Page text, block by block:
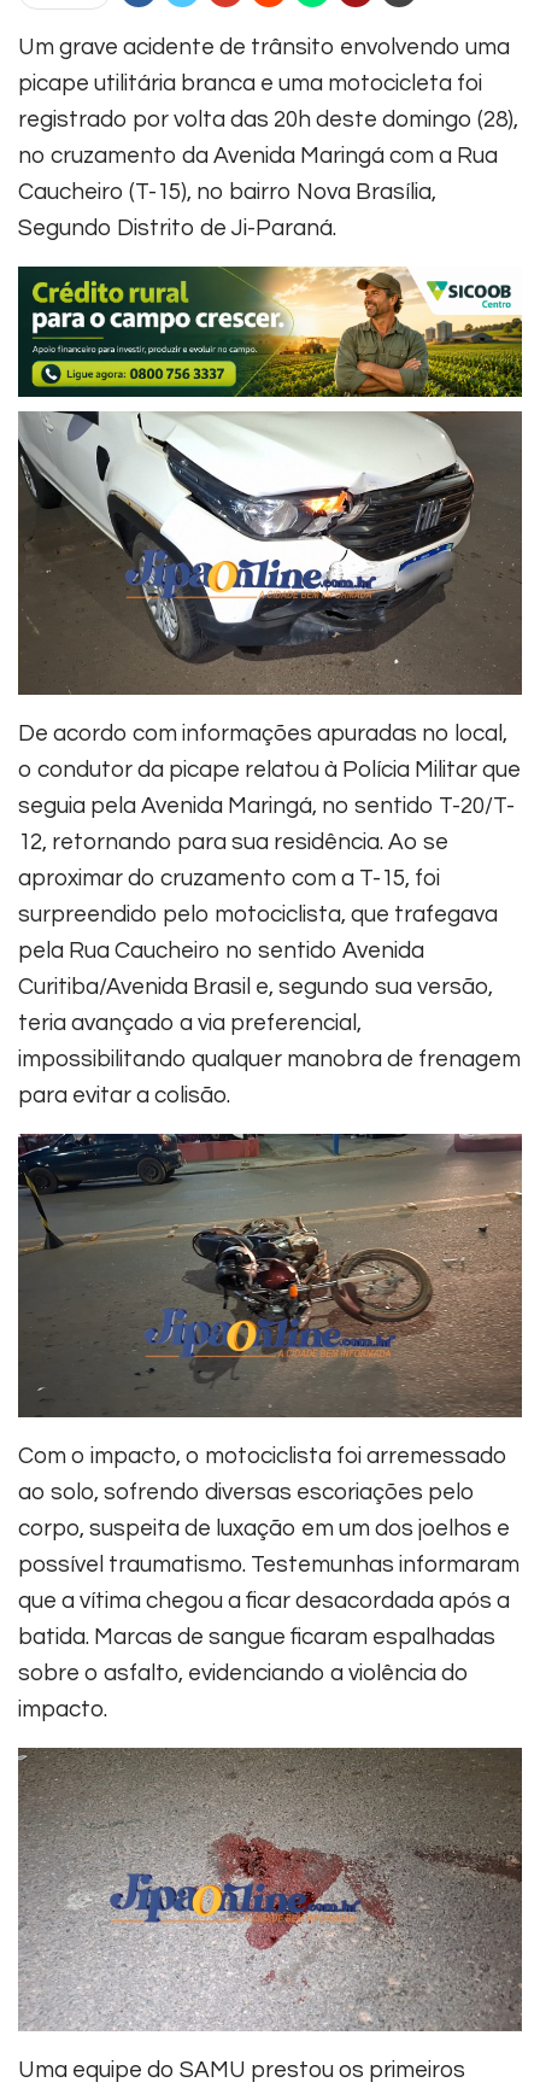
Um grave acidente de trânsito envolvendo uma
picape utilitária branca e uma motocicleta foi
registrado por volta das 20h deste domingo (28),
no cruzamento da Avenida Maringá com a Rua
Caucheiro (T-15), no bairro Nova Brasília,
Segundo Distrito de Ji-Paraná.
De acordo com informações apuradas no local,
o condutor da picape relatou à Polícia Militar que
seguia pela Avenida Maringá, no sentido T-20/T-
12, retornando para sua residência. Ao se
aproximar do cruzamento com a T-15, foi
surpreendido pelo motociclista, que trafegava
pela Rua Caucheiro no sentido Avenida
Curitiba/Avenida Brasil e, segundo sua versão,
teria avançado a via preferencial,
impossibilitando qualquer manobra de frenagem
para evitar a colisão.
Com o impacto, o motociclista foi arremessado
ao solo, sofrendo diversas escoriações pelo
corpo, suspeita de luxação em um dos joelhos e
possível traumatismo. Testemunhas informaram
que a vítima chegou a ficar desacordada após a
batida. Marcas de sangue ficaram espalhadas
sobre o asfalto, evidenciando a violência do
impacto.
Uma equipe do SAMU prestou os primeiros